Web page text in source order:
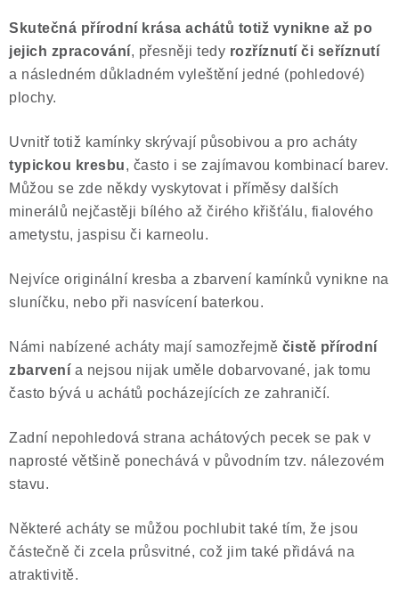
Skutečná přírodní krása achátů totiž vynikne až po
jejich zpracování, přesněji tedy rozříznutí či seříznutí
a následném důkladném vyleštění jedné (pohledové)
plochy.
Uvnitř totiž kamínky skrývají působivou a pro acháty
typickou kresbu, často i se zajímavou kombinací barev.
Můžou se zde někdy vyskytovat i příměsy dalších
minerálů nejčastěji bílého až čirého křišťálu, fialového
ametystu, jaspisu či karneolu.
Nejvíce originální kresba a zbarvení kamínků vynikne na
sluníčku, nebo při nasvícení baterkou.
Námi nabízené acháty mají samozřejmě čistě přírodní
zbarvení a nejsou nijak uměle dobarvované, jak tomu
často bývá u achátů pocházejících ze zahraničí.
Zadní nepohledová strana achátových pecek se pak v
naprosté většině ponechává v původním tzv. nálezovém
stavu.
Některé acháty se můžou pochlubit také tím, že jsou
částečně či zcela průsvitné, což jim také přidává na
atraktivitě.